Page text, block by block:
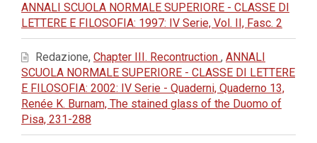
ANNALI SCUOLA NORMALE SUPERIORE - CLASSE DI
LETTERE E FILOSOFIA: 1997: IV Serie, Vol. II, Fasc. 2
Redazione, Chapter III. Recontruction , ANNALI
SCUOLA NORMALE SUPERIORE - CLASSE DI LETTERE
E FILOSOFIA: 2002: IV Serie - Quaderni, Quaderno 13,
Renée K. Burnam, The stained glass of the Duomo of
Pisa, 231-288